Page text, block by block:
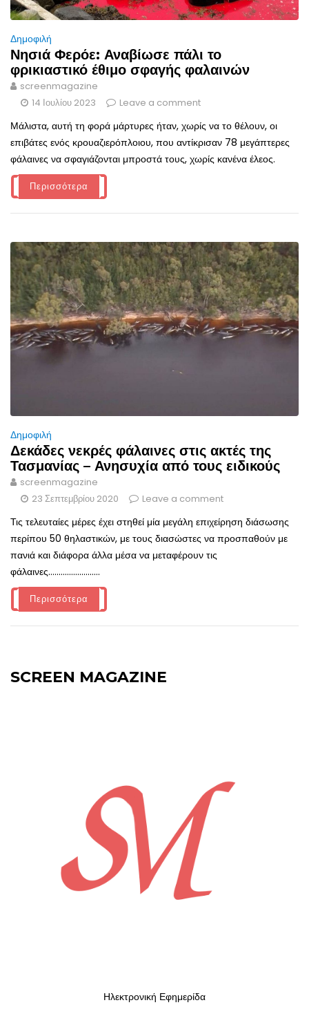
Δημοφιλή
Νησιά Φερόε: Αναβίωσε πάλι το
φρικιαστικό έθιμο σφαγής φαλαινών
screenmagazine
14 Ιουλίου 2023
Leave a comment
Μάλιστα, αυτή τη φορά μάρτυρες ήταν, χωρίς να το θέλουν, οι
επιβάτες ενός κρουαζιερόπλοιου, που αντίκρισαν 78 μεγάπτερες
φάλαινες να σφαγιάζονται μπροστά τους, χωρίς κανένα έλεος.
Περισσότερα
Δημοφιλή
Δεκάδες νεκρές φάλαινες στις ακτές της
Τασμανίας – Ανησυχία από τους ειδικούς
screenmagazine
23 Σεπτεμβρίου 2020
Leave a comment
Τις τελευταίες μέρες έχει στηθεί μία μεγάλη επιχείρηση διάσωσης
περίπου 50 θηλαστικών, με τους διασώστες να προσπαθούν με
πανιά και διάφορα άλλα μέσα να μεταφέρουν τις
φάλαινες.........................
Περισσότερα
SCREEN MAGAZINE
Ηλεκτρονική Εφημερίδα